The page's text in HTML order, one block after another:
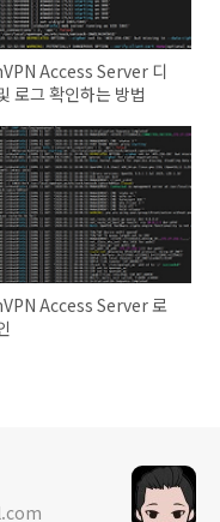
Access Server 디
로그 확인하는 방법
Access Server 로